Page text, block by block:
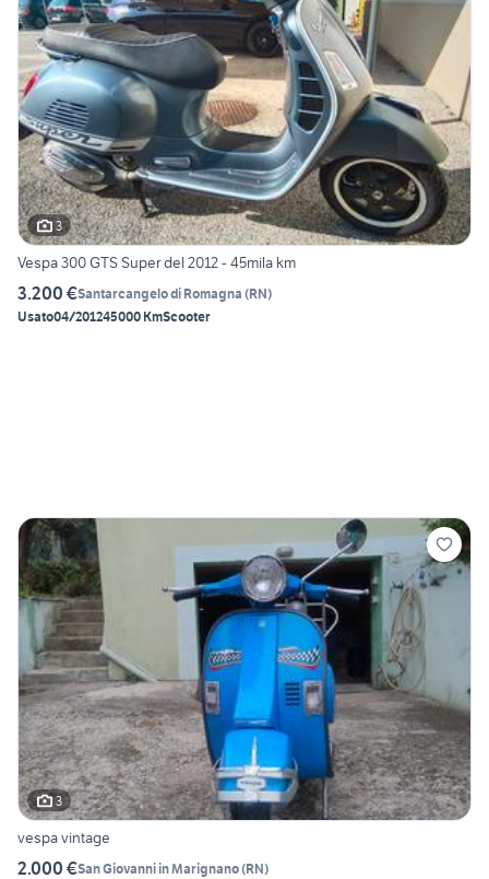
3
Vespa 300 GTS Super del 2012 - 45mila km
3.200 €Santarcangelo di Romagna (RN)
Usato04/201245000 KmScooter
3
vespa vintage
2.000 €San Giovanni in Marignano(RN)